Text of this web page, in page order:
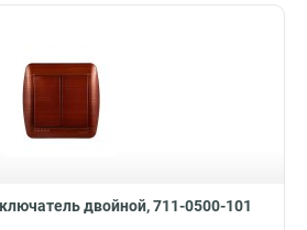
двойной, 711-0500-101